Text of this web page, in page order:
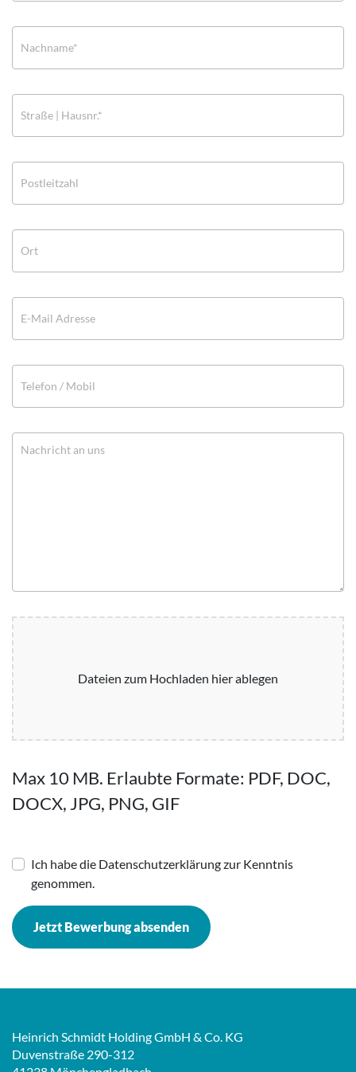
Dateien zum Hochladen hier ablegen
Max 10 MB. Erlaubte Formate: PDF, DOC,
DOCX, JPG, PNG, GIF
Ich habe die Datenschutzerklärung zur Kenntnis
genommen.
Jetzt Bewerbung absenden
Heinrich Schmidt Holding GmbH & Co. KG
Duvenstraße 290-312